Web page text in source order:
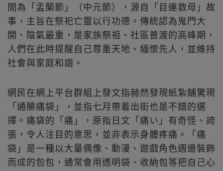
間為「盂蘭節」（中元節），源自「目連救母」故
事，主旨在祭祀亡靈以行功德。傳統認為鬼門大
開、陰氣最重，是家族祭祖、社區普渡的高峰期，
人們在此時提醒自己尊重天地、緬懷先人，並維持
社會與家庭和諧。
網民在網上平台群組上發文指赫然發現紙紮舖驚現
「通勝痛袋」，並指七月帶着出街也是不錯的選
擇。痛袋的「痛」，原指日文「痛い」有奇怪、誇
張，令人注目的意思，並非表示身體疼痛。「痛
袋」是一種以大量偶像、動漫、遊戲角色週邊裝飾
而成的包包，通常會用透明袋、收納包等把自己心